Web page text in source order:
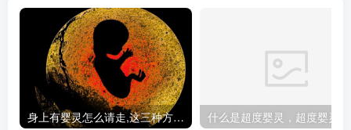
身上有婴灵怎么请走,这三种方法让你摆脱纠缠